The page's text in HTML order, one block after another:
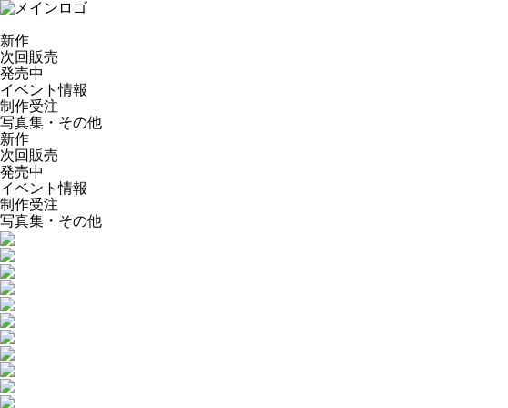
新作
次回販売
発売中
イベント情報
制作受注
写真集・その他
新作
次回販売
発売中
イベント情報
制作受注
写真集・その他